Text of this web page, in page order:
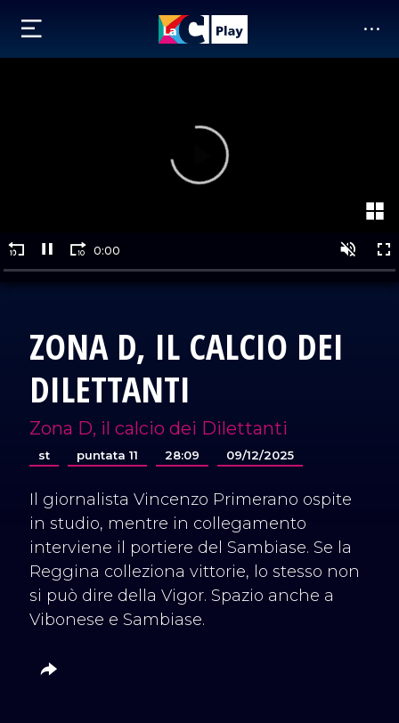
ZONA D, IL CALCIO DEI
DILETTANTI
Zona D, il calcio dei Dilettanti
st puntata 11 28:09 09/12/2025
Il giornalista Vincenzo Primerano ospite
in studio, mentre in collegamento
interviene il portiere del Sambiase. Se la
Reggina colleziona vittorie, lo stesso non
si può dire della Vigor. Spazio anche a
Vibonese e Sambiase.